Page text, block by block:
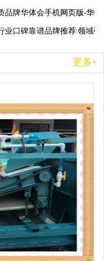
2026-06-26
牌华体会手机网页版-华
2026-06-26
业口碑靠谱品牌推荐 领域
更多+